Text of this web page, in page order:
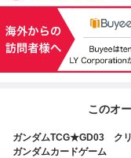
このオ
ガンダムTCG★GD03 ク
ガンダムカードゲーム